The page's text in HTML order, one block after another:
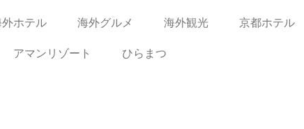
外ホテル 海外グルメ 海外観光 京都ホテル
アマンリゾート ひらまつ